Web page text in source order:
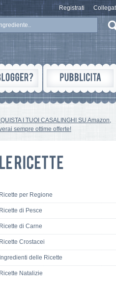
Registrati
I TUOI CASALINGHI SU Amazon,
sempre ottime offerte!
Ricette per Regione
Ricette di Pesce
Ricette di Carne
Ricette Crostacei
Ingredienti delle Ricette
Ricette Natalizie